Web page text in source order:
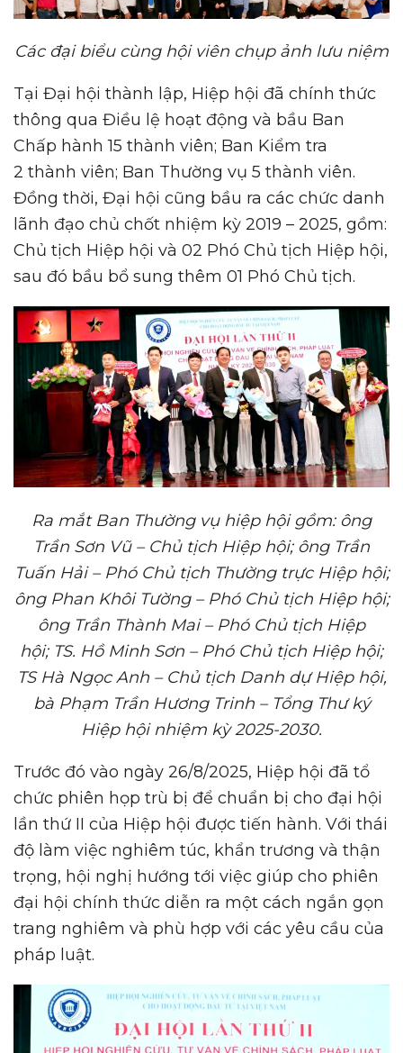
Các đại biểu cùng hội viên chụp ảnh lưu niệm
Tại Đại hội thành lập, Hiệp hội đã chính thức
thông qua Điều lệ hoạt động và bầu Ban
Chấp hành 15 thành viên; Ban Kiểm tra
2 thành viên; Ban Thường vụ 5 thành viên.
Đồng thời, Đại hội cũng bầu ra các chức danh
lãnh đạo chủ chốt nhiệm kỳ 2019 – 2025, gồm:
Chủ tịch Hiệp hội và 02 Phó Chủ tịch Hiệp hội,
sau đó bầu bổ sung thêm 01 Phó Chủ tịch.
Ra mắt Ban Thường vụ hiệphội gồm: ông
Trần Sơn Vũ – Chủ tịch Hiệp hội;ông Trần
Tuấn Hải – Phó Chủ tịch Thường trực Hiệp hội;
ông Phan Khôi Tường – Phó Chủ tịch Hiệp hội;
ông Trần Thành Mai – Phó Chủ tịch Hiệp
hội;TS. Hồ Minh Sơn – Phó Chủ tịch Hiệp hội;
TS Hà Ngọc Anh – Chủ tịch Danh dự Hiệp hội,
bà Phạm Trần Hương Trinh – Tổng Thư ký
Hiệp hội nhiệm kỳ 2025-2030.
Trước đó vào ngày 26/8/2025, Hiệp hội đã tổ
chức phiên họp trù bị để chuẩn bị cho đại hội
lần thứ II của Hiệp hội được tiến hành. Với thái
độ làm việc nghiêm túc, khẩn trương và thận
trọng, hội nghị hướng tới việc giúp cho phiên
đại hội chính thức diễn ra một cách ngắn gọn
trang nghiêm và phù hợp với các yêu cầu của
pháp luật.